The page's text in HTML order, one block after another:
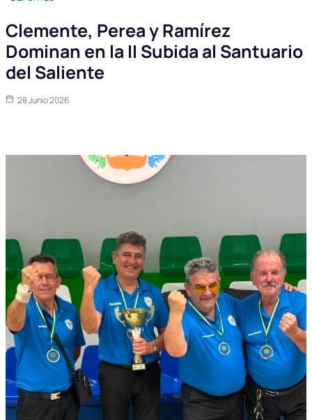
Clemente, Perea y Ramírez
Dominan en la II Subida al Santuario
del Saliente
28 Junio 2026